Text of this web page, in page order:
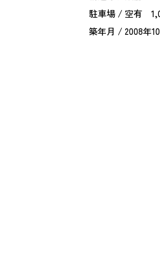
駐車場 / 空有
築年月 / 2008年